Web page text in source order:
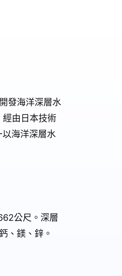
發海洋深層水
由日本技術
海洋深層水
公尺。深層
、鎂、鋅。